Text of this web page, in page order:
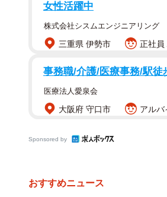
女性活躍中
株式会社シスムエンジニアリング
三重県 伊勢市 正社員
事務職/介護/医療事務/駅
医療法人愛泉会
大阪府 守口市 アル
Sponsored by
おすすめニュース